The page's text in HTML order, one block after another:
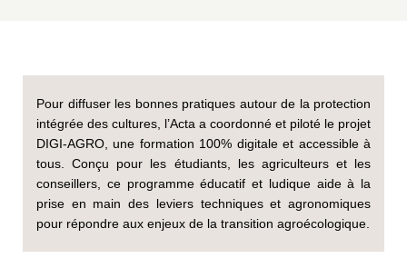
Pour diffuser les bonnes pratiques autour de la protection
intégrée des cultures, l’Acta a coordonné et piloté le projet
DIGI-AGRO, une formation 100% digitale et accessible à
tous. Conçu pour les étudiants, les agriculteurs et les
conseillers, ce programme éducatif et ludique aide à la
prise en main des leviers techniques et agronomiques
pour répondre aux enjeux de la transition agroécologique.